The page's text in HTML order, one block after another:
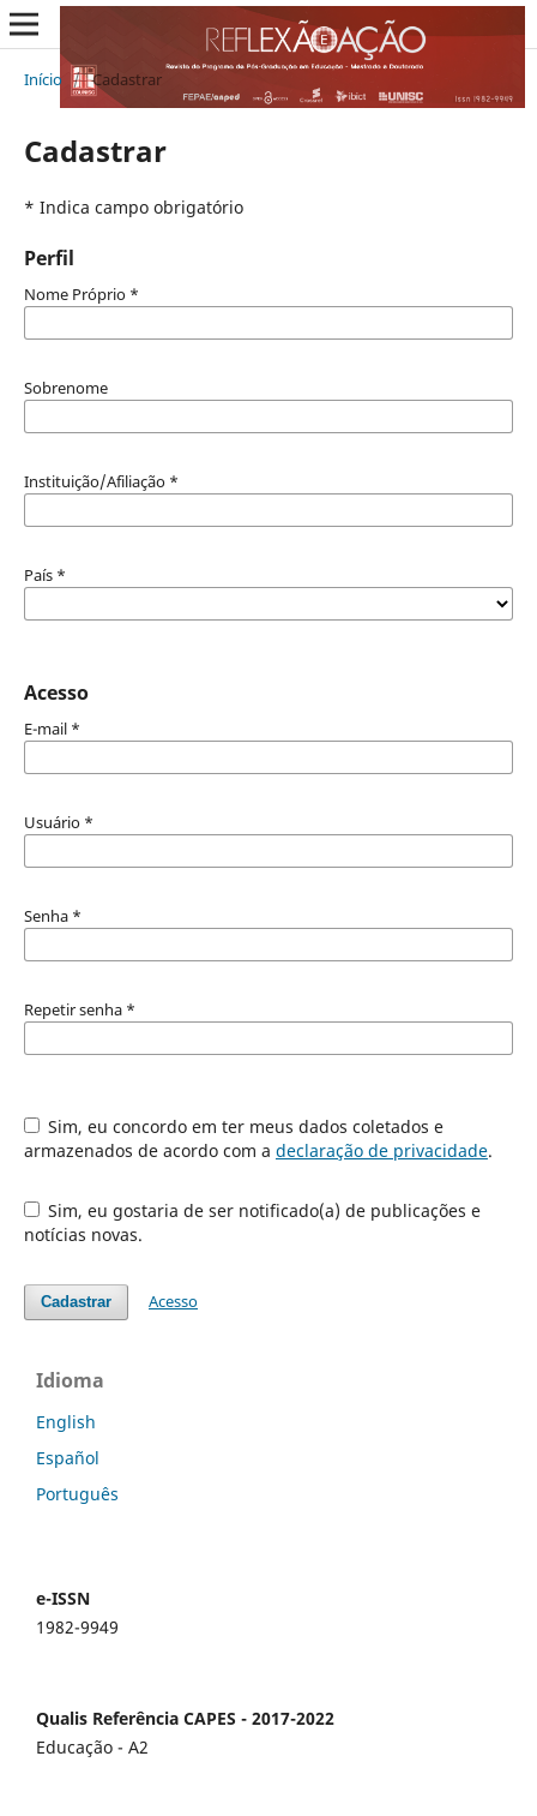
Início / Cadastrar
Cadastrar
* Indica campo obrigatório
Perfil
Nome Próprio *
Sobrenome
Instituição/Afiliação *
País *
Acesso
E-mail *
Usuário *
Senha *
Repetir senha *
Sim, eu concordo em ter meus dados coletados e
armazenados de acordo com a declaração de privacidade.
Sim, eu gostaria de ser notificado(a) de publicações e
notícias novas.
Cadastrar Acesso
Idioma
English
Español
Português
e-ISSN
1982-9949
Qualis Referência CAPES - 2017-2022
Educação - A2